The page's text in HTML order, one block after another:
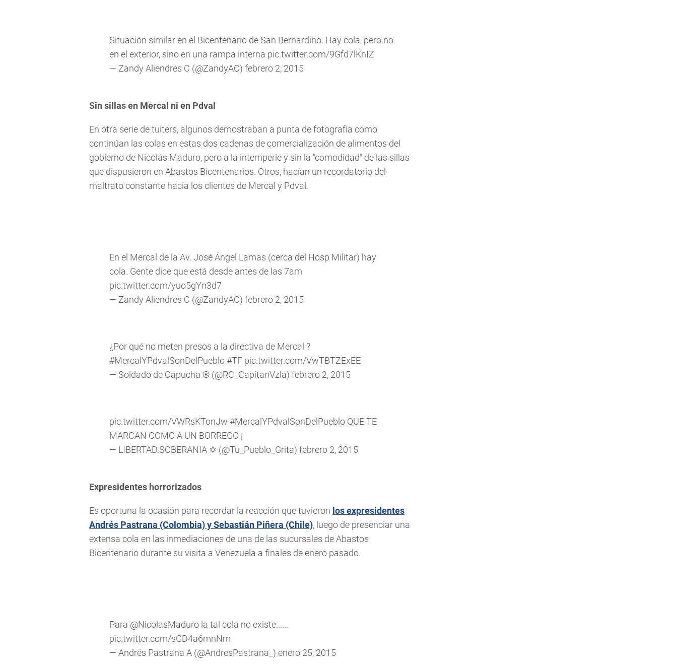
Situación similar en el Bicentenario de San Bernardino. Hay cola, pero no
en el exterior, sino en una rampa interna pic.twitter.com/9Gfd7lKnIZ
— Zandy Aliendres C (@ZandyAC) febrero 2, 2015
Sin sillas en Mercal ni en Pdval
En otra serie de tuiters, algunos demostraban a punta de fotografía como
continúan las colas en estas dos cadenas de comercialización de alimentos del
gobierno de Nicolás Maduro, pero a la intemperie y sin la "comodidad" de las sillas
que dispusieron en Abastos Bicentenarios. Otros, hacían un recordatorio del
maltrato constante hacia los clientes de Mercal y Pdval.
En el Mercal de la Av. José Ángel Lamas (cerca del Hosp Militar) hay
cola. Gente dice que está desde antes de las 7am
pic.twitter.com/yuo5gYn3d7
— Zandy Aliendres C (@ZandyAC) febrero 2, 2015
¿Por qué no meten presos a la directiva de Mercal ?
#MercalYPdvalSonDelPueblo#TF pic.twitter.com/VwTBTZExEE
— Soldado de Capucha ® (@RC_CapitanVzla) febrero 2, 2015
pic.twitter.com/VWRsKTonJw #MercalYPdvalSonDelPueblo QUE TE
MARCAN COMO A UN BORREGO ¡
— LIBERTAD.SOBERANIA ✡ (@Tu_Pueblo_Grita) febrero 2, 2015
Expresidentes horrorizados
Es oportuna la ocasión para recordar la reacción que tuvieron los expresidentes
Andrés Pastrana (Colombia) y Sebastián Piñera (Chile), luego de presenciar una
extensa cola en las inmediaciones de una de las sucursales de Abastos
Bicentenario durante su visita a Venezuela a finales de enero pasado.
Para @NicolasMaduro la tal cola no existe......
pic.twitter.com/sGD4a6mnNm
— Andrés Pastrana A (@AndresPastrana_) enero 25, 2015